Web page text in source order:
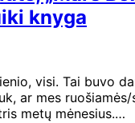
knyga
visi. Tai buvo
ar mes
metų mėnesius.…